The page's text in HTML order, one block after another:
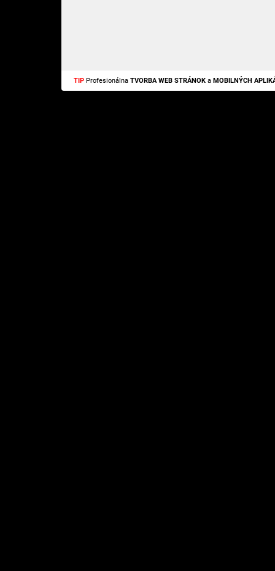
TIP Profesionálna TVORBA WEB STRÁNOK a MOBILNÝCH